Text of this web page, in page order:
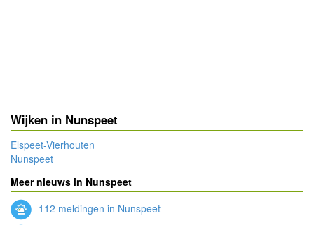
Wijken in Nunspeet
Elspeet-Vierhouten
Nunspeet
Meer nieuws in Nunspeet
112 meldingen in Nunspeet